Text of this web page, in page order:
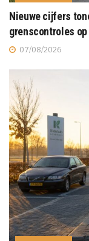
Nieuwe cijfers
grenscontroles
07/08/2026